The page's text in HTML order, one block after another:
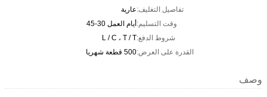
تفاصيل التغليف:عارية
وقت التسليم:أيام العمل 30-45
شروط الدفع:L / C ، T / T
القدرة على العرض:500 قطعة شهريا
وصف